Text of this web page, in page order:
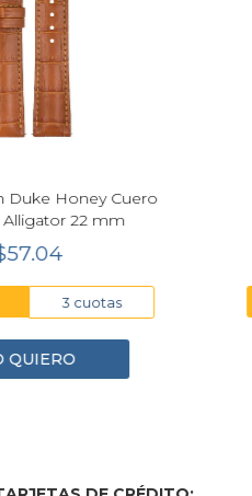
Duke Honey Cuero
22 mm
3 cuotas
QUIERO
Next